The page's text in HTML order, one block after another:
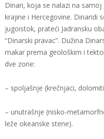
Dinari, koja se nalazi na
krajine i Hercegovine. Dinaridi
jugoistok, prateći Jadransku
“Dinarski pravac”. Dužina
makar prema geološkim i
dve zone:
– spoljašnje (krečnjaci,
– unutrašnje (nisko-
leže okeanske stene).